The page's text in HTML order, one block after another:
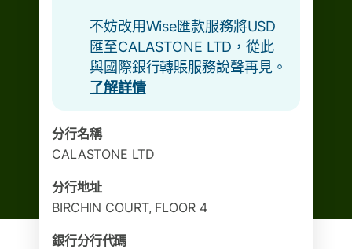
不妨改用Wise匯款服務將USD
匯至CALASTONE LTD，從此
與國際銀行轉賬服務說聲再見。
了解詳情
分行名稱
CALASTONE LTD
分行地址
BIRCHIN COURT, FLOOR 4
銀行分行代碼